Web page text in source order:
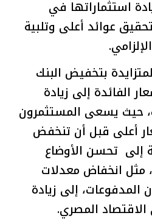
استثماراتها في
عوائد أعلى وتلبية
بتخفيض البنك
الفائدة إلى زيادة
حيث يسعى المستثمرون
أعلى قبل أن تنخفض
إلى تحسن الأوضاع
مثل انخفاض معدلات
إلى زيادة
المصري.